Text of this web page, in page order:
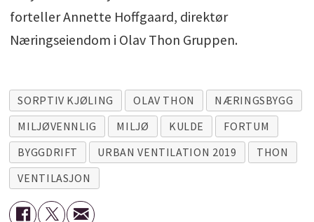
forteller Annette Hoffgaard, direktør
Næringseiendom i Olav Thon Gruppen.
SORPTIV KJØLING OLAV THON
NÆRINGSBYGG
MILJØVENNLIG
MILJØ KULDE
FORTUM
BYGGDRIFT
URBAN VENTILATION 2019
THON
VENTILASJON